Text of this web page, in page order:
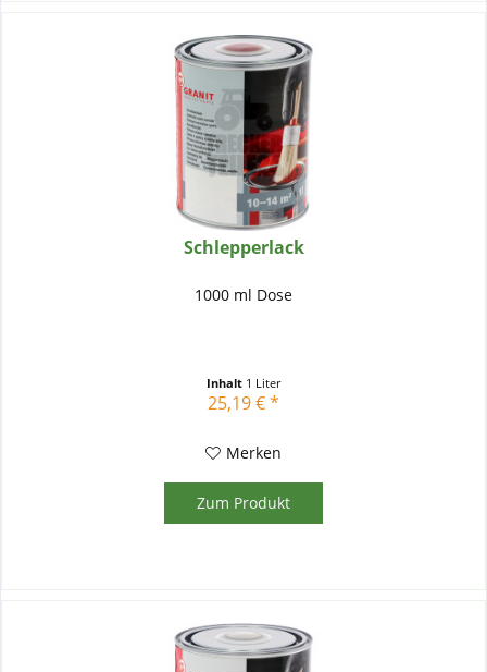
Schlepperlack
1000 ml Dose
Inhalt 1 Liter
25,19 € *
Merken
Zum Produkt